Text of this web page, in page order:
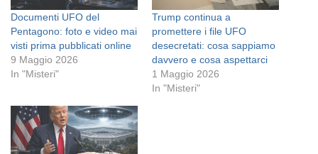
Documenti UFO del
Pentagono: foto e video mai
visti prima pubblicati online
9 Maggio 2026
In "Misteri"
Trump continua a
promettere i file UFO
desecretati: cosa sappiamo
davvero e cosa aspettarci
1 Maggio 2026
In "Misteri"